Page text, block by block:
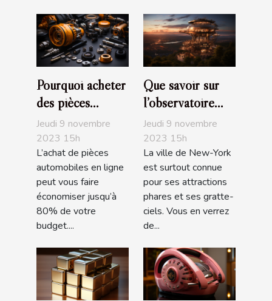
Pourquoi acheter
des pièces
automobiles en
ligne ?
Jeudi 9 novembre
2023 15h
L’achat de pièces
automobiles en ligne
peut vous faire
économiser jusqu’à
80% de votre
budget....
Que savoir sur
l’observatoire
The Edge de
NYC ?
Jeudi 9 novembre
2023 15h
La ville de New-York
est surtout connue
pour ses attractions
phares et ses gratte-
ciels. Vous en verrez
de...